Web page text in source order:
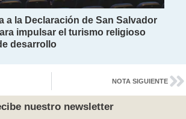
a la Declaración de San Salvador
impulsar el turismo religioso
desarrollo
NOTA SIGUIENTE
nuestro newsletter